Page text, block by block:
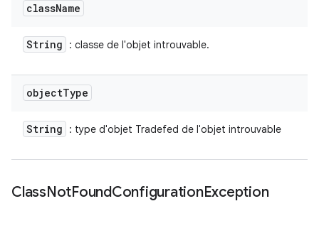
className
String : classe de l'objet introuvable.
objectType
String : type d'objet Tradefed de l'objet introuvable
ClassNotFoundConfigurationException